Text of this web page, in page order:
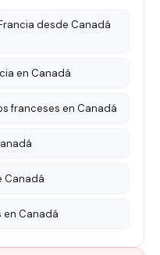
desde Canadá
en Canadá
franceses en Canadá
Canadá
en Canadá